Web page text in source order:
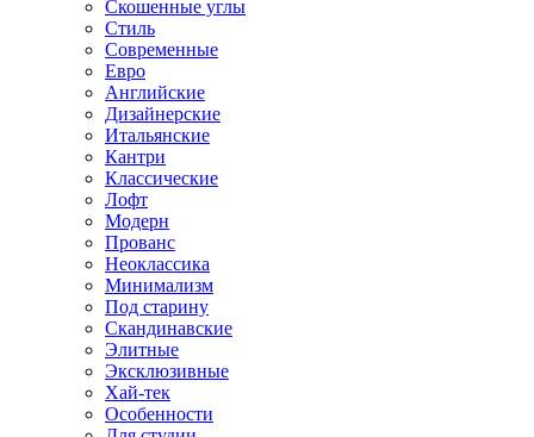
Скошенные углы
Стиль
Современные
Евро
Английские
Дизайнерские
Итальянские
Кантри
Классические
Лофт
Модерн
Прованс
Неоклассика
Минимализм
Под старину
Скандинавские
Элитные
Эксклюзивные
Хай-тек
Особенности